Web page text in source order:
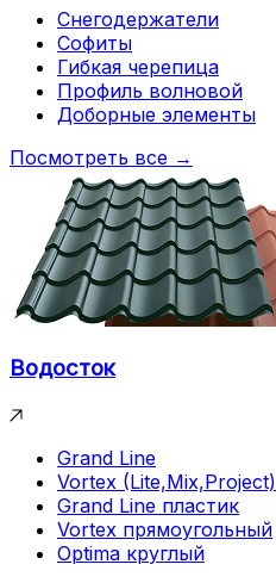
Снегодержатели
Софиты
Гибкая черепица
Профиль волновой
Доборные элементы
Посмотреть все →
Водосток
Grand Line
Vortex (Lite,Mix,Project)
Grand Line пластик
Vortex прямоугольный
Optima круглый